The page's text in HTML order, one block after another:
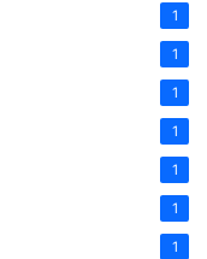
1
1
1
1
1
1
1